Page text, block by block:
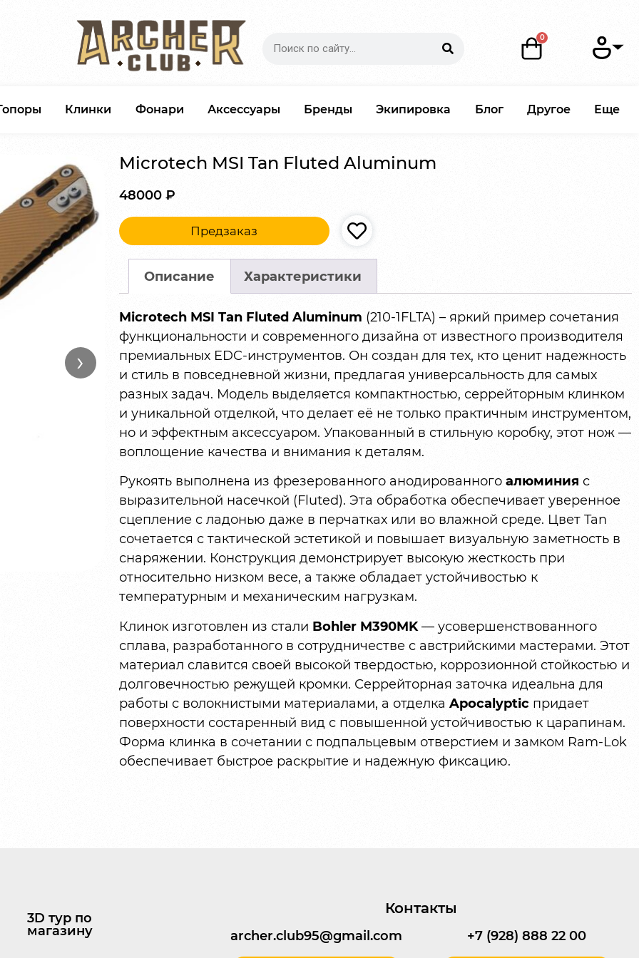
Клинки Фонари Аксессуары Бренды Экипировка Блог Другое Еще
›
Microtech MSI Tan Fluted Aluminum
48000 ₽
Предзаказ
Описание Характеристики
Microtech MSI Tan Fluted Aluminum (210-1FLTA) – яркий пример сочетания
функциональности и современного дизайна от известного производителя
премиальных EDC-инструментов. Он создан для тех, кто ценит надежность
и стиль в повседневной жизни, предлагая универсальность для самых
разных задач. Модель выделяется компактностью, серрейторным клинком
и уникальной отделкой, что делает её не только практичным инструментом,
но и эффектным аксессуаром. Упакованный в стильную коробку, этот нож —
воплощение качества и внимания к деталям.
Рукоять выполнена из фрезерованного анодированного алюминия с
выразительной насечкой (Fluted). Эта обработка обеспечивает уверенное
сцепление с ладонью даже в перчатках или во влажной среде. Цвет Tan
сочетается с тактической эстетикой и повышает визуальную заметность в
снаряжении. Конструкция демонстрирует высокую жесткость при
относительно низком весе, а также обладает устойчивостью к
температурным и механическим нагрузкам.
Клинок изготовлен из стали Bohler M390MK— усовершенствованного
сплава, разработанного в сотрудничестве с австрийскими мастерами. Этот
материал славится своей высокой твердостью, коррозионной стойкостью и
долговечностью режущей кромки. Серрейторная заточка идеальна для
работы с волокнистыми материалами, а отделка Apocalypticпридает
поверхности состаренный вид с повышенной устойчивостью к царапинам.
Форма клинка в сочетании с подпальцевым отверстием и замком Ram-Lok
обеспечивает быстрое раскрытие и надежную фиксацию.
3D тур по
магазину
Контакты
archer.club95@gmail.com +7 (928) 888 22 00